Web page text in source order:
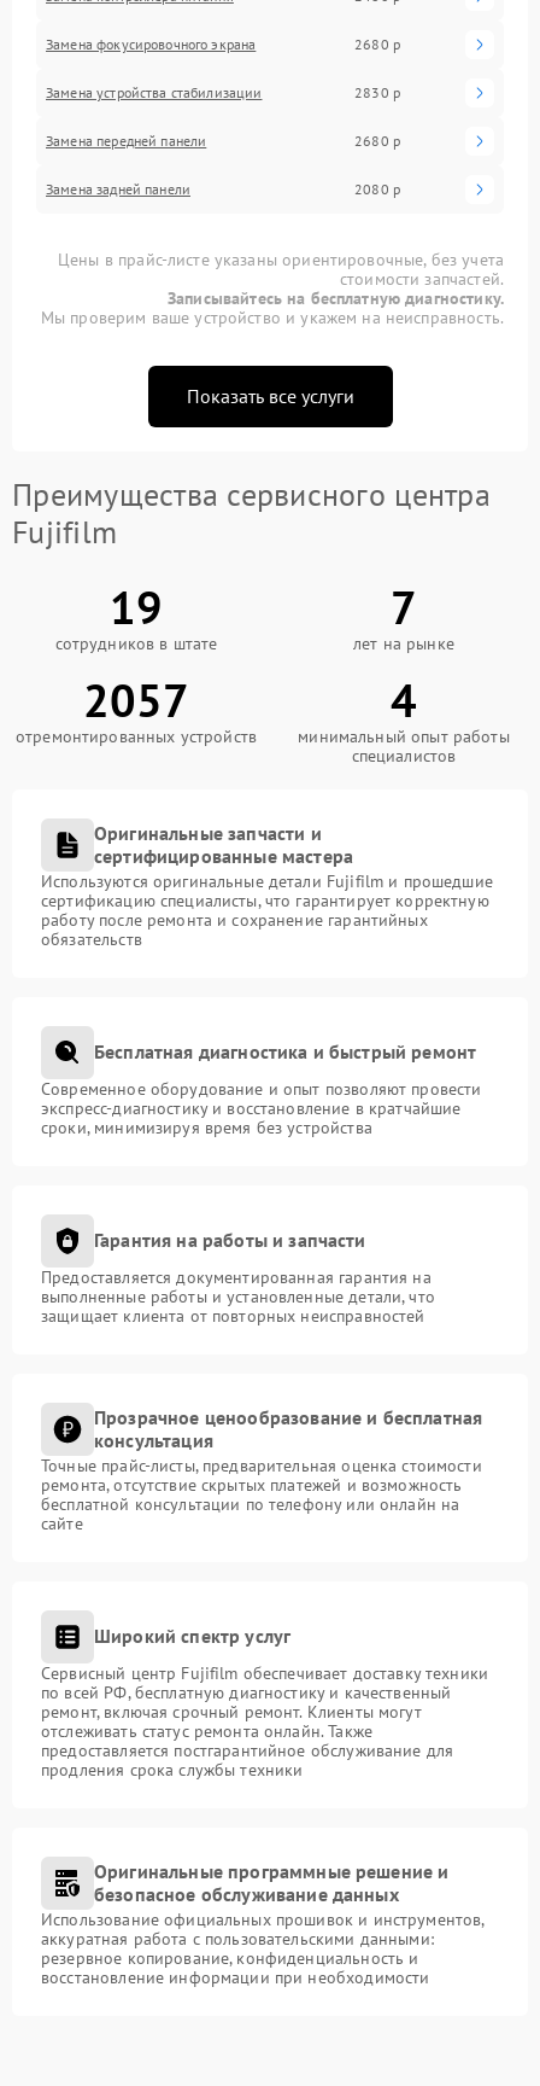
Замена фокусировочного экрана 2680 р
Замена устройства стабилизации 2830 р
Замена передней панели 2680 р
Замена задней панели 2080 р
Цены в прайс-листе указаны ориентировочные, без учета
стоимости запчастей.
Записывайтесь на бесплатную диагностику.
Мы проверим ваше устройство и укажем на неисправность.
Показать все услуги
Преимущества сервисного центра
Fujifilm
19
сотрудников в штате
7
лет на рынке
2057
отремонтированных устройств
4
минимальный опыт работы
специалистов
Оригинальные запчасти и
сертифицированные мастера
Используются оригинальные детали Fujifilm и прошедшие
сертификацию специалисты, что гарантирует корректную
работу после ремонта и сохранение гарантийных
обязательств
Бесплатная диагностика и быстрый ремонт
Современное оборудование и опыт позволяют провести
экспресс-диагностику и восстановление в кратчайшие
сроки, минимизируя время без устройства
Гарантия на работы и запчасти
Предоставляется документированная гарантия на
выполненные работы и установленные детали, что
защищает клиента от повторных неисправностей
Прозрачное ценообразование и бесплатная
консультация
Точные прайс-листы, предварительная оценка стоимости
ремонта, отсутствие скрытых платежей и возможность
бесплатной консультации по телефону или онлайн на
сайте
Широкий спектр услуг
Сервисный центр Fujifilm обеспечивает доставку техники
по всей РФ, бесплатную диагностику и качественный
ремонт, включая срочный ремонт. Клиенты могут
отслеживать статус ремонта онлайн. Также
предоставляется постгарантийное обслуживание для
продления срока службы техники
Оригинальные программные решение и
безопасное обслуживание данных
Использование официальных прошивок и инструментов,
аккуратная работа с пользовательскими данными:
резервное копирование, конфиденциальность и
восстановление информации при необходимости